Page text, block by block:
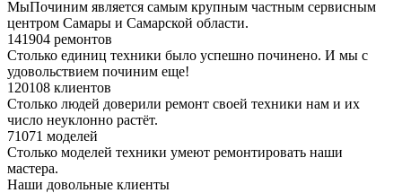
МыПочиним является самым крупным частным сервисным
центром Самары и Самарской области.
141904 ремонтов
Столько единиц техники было успешно починено. И мы с
удовольствием починим еще!
120108 клиентов
Столько людей доверили ремонт своей техники нам и их
число неуклонно растёт.
71071 моделей
Столько моделей техники умеют ремонтировать наши
мастера.
Наши довольные клиенты